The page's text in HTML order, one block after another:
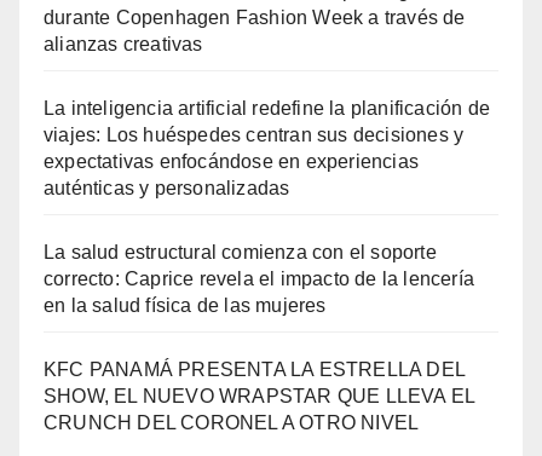
durante Copenhagen Fashion Week a través de
alianzas creativas
La inteligencia artificial redefine la planificación de
viajes: Los huéspedes centran sus decisiones y
expectativas enfocándose en experiencias
auténticas y personalizadas
La salud estructural comienza con el soporte
correcto: Caprice revela el impacto de la lencería
en la salud física de las mujeres
KFC PANAMÁ PRESENTA LA ESTRELLA DEL
SHOW, EL NUEVO WRAPSTAR QUE LLEVA EL
CRUNCH DEL CORONEL A OTRO NIVEL